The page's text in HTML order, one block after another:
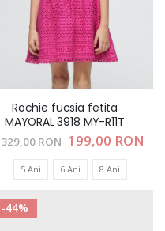
Rochie fucsia fetita
MAYORAL 3918 MY-R11T
329,00 RON Pret
special
199,00 RON
5 Ani 6 Ani 8 Ani
-44%